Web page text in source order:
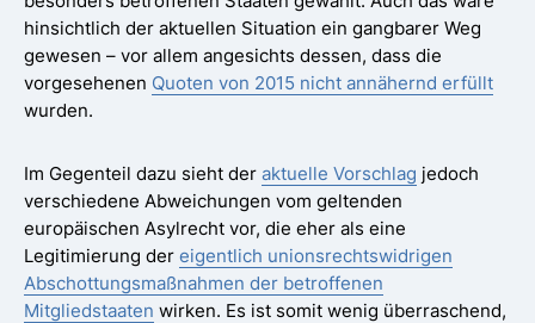
hinsichtlich der aktuellen Situation ein gangbarer Weg
gewesen – vor allem angesichts dessen, dass die
vorgesehenen Quoten von 2015 nicht annähernd erfüllt
wurden.
Im Gegenteil dazu sieht der aktuelle Vorschlag jedoch
verschiedene Abweichungen vom geltenden
europäischen Asylrecht vor, die eher als eine
Legitimierung der eigentlich unionsrechtswidrigen
Abschottungsmaßnahmen der betroffenen
Mitgliedstaaten wirken. Es ist somit wenig überraschend,